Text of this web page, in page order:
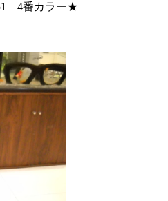
4番カラー★